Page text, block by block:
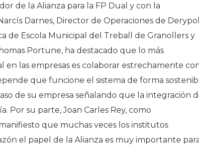
de la Alianza para la FP Dual y con la
Darnes, Director de Operaciones de
de Escola Municipal del Treball de Granollers y
Portune, ha destacado que lo más
las empresas es colaborar estrechamente
que funcione el sistema de forma
de su empresa señalando que la integración
Por su parte, Joan Carles Rey, como
que muchas veces los institutos
el papel de la Alianza es muy importante